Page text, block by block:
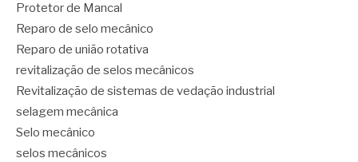
Protetor de Mancal
Reparo de selo mecânico
Reparo de união rotativa
revitalização de selos mecânicos
Revitalização de sistemas de vedação industrial
selagem mecânica
Selo mecânico
selos mecânicos